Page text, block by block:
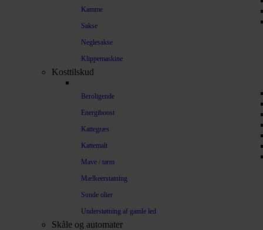
Kamme
Sakse
Neglesakse
Klippemaskine
Kosttilskud
Beroligende
Energiboost
Kattegræs
Kattemalt
Mave / tarm
Mælkeerstatning
Sunde olier
Understøtning af gamle led
Skåle og automater